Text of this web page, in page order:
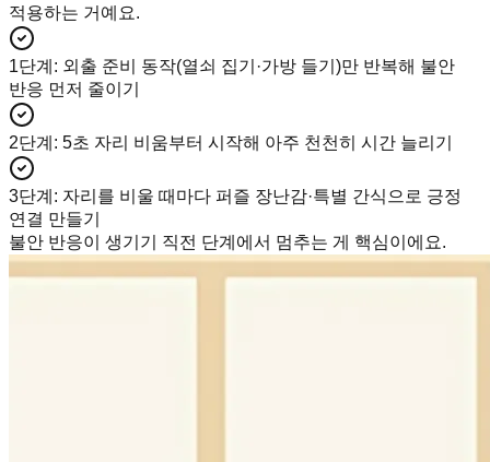
적용하는 거예요.
1단계 : 외출 준비 동작(열쇠 집기·가방 들기)만 반복해 불안
반응 먼저 줄이기
2단계 : 5초 자리 비움부터 시작해 아주 천천히 시간 늘리기
3단계 : 자리를 비울 때마다 퍼즐 장난감·특별 간식으로 긍정
연결 만들기
불안 반응이 생기기 직전 단계에서 멈추는 게 핵심이에요.